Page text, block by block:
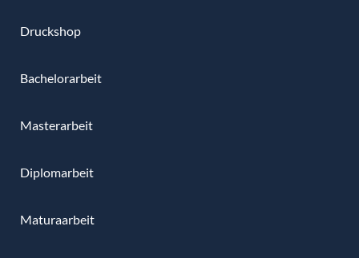
Druckshop
Bachelorarbeit
Masterarbeit
Diplomarbeit
Maturaarbeit